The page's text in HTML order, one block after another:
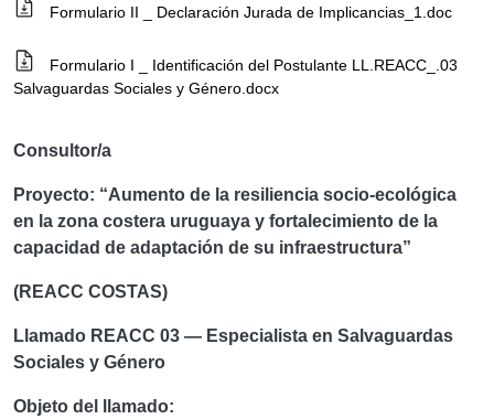
Formulario II _ Declaración Jurada de Implicancias_1.doc
Formulario I _ Identificación del Postulante LL.REACC_.03
Salvaguardas Sociales y Género.docx
Consultor/a
Proyecto: “Aumento de la resiliencia socio-ecológica
en la zona costera uruguaya y fortalecimiento de la
capacidad de adaptación de su infraestructura”
(REACC COSTAS)
Llamado REACC 03 — Especialista en Salvaguardas
Sociales y Género
Objeto del llamado: